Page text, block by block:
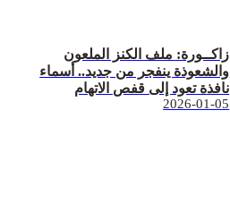
زاكــورة: ملف الكنز الملعون
والشعوذة ينفجر من جديد.. أسماء
نافذة تعود إلى قفص الاتهام
2026-01-05